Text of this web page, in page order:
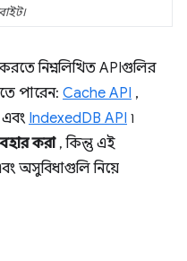
নিম্নলিখিত APIগুলির
পারেন: Cache API ,
এবং IndexedDB API ৷
করা, কিন্তু এই
অসুবিধাগুলি নিয়ে